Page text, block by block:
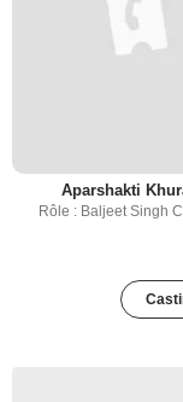
Aparshakti
Rôle : Baljeet Singh